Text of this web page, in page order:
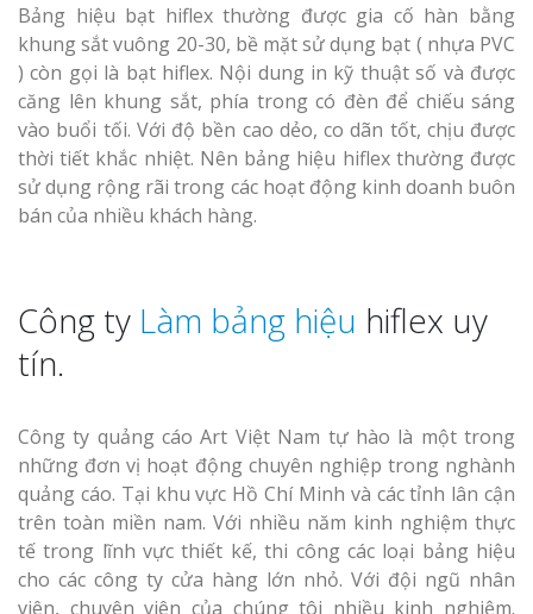
Bảng hiệu bạt hiflex thường được gia cố hàn bằng
khung sắt vuông 20-30, bề mặt sử dụng bạt ( nhựa PVC
) còn gọi là bạt hiflex. Nội dung in kỹ thuật số và được
căng lên khung sắt, phía trong có đèn để chiếu sáng
vào buổi tối. Với độ bền cao dẻo, co dãn tốt, chịu được
thời tiết khắc nhiệt. Nên bảng hiệu hiflex thường được
sử dụng rộng rãi trong các hoạt động kinh doanh buôn
bán của nhiều khách hàng.
Công ty Làm bảng hiệu hiflex uy
tín.
Công ty quảng cáo Art Việt Nam tự hào là một trong
những đơn vị hoạt động chuyên nghiệp trong nghành
quảng cáo. Tại khu vực Hồ Chí Minh và các tỉnh lân cận
trên toàn miền nam. Với nhiều năm kinh nghiệm thực
tế trong lĩnh vực thiết kế, thi công các loại bảng hiệu
cho các công ty cửa hàng lớn nhỏ. Với đội ngũ nhân
viên, chuyên viên của chúng tôi nhiều kinh nghiệm.
Làm Biển
Rẻ Tại Vinh Giải Pháp
Quả
Làm Hộp
Cáo Tại Vinh Giá Rẻ
Thi Công
Nghiệp
Làm Biển
Mica Tại Vinh Lấy